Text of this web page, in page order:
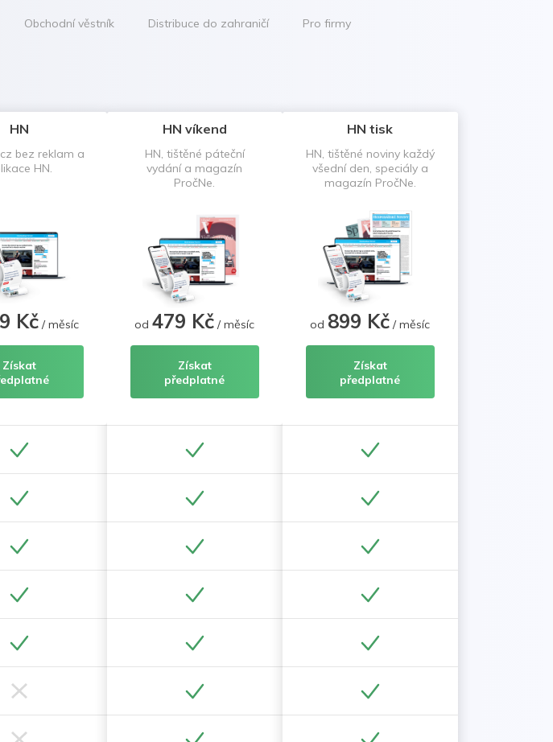
Obchodní věstník Distribuce do zahraničí Pro firmy
HN
bez reklam a
HN.
Kč / měsíc
Získat
HN víkend
HN, tištěné páteční
vydání a magazín
PročNe.
od479 Kč / měsíc
Získat
předplatné
HN tisk
HN, tištěné noviny každý
všední den, speciály a
magazín PročNe.
od 899 Kč / měsíc
Získat
předplatné